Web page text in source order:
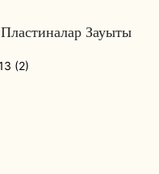
Пластиналар Зауыты